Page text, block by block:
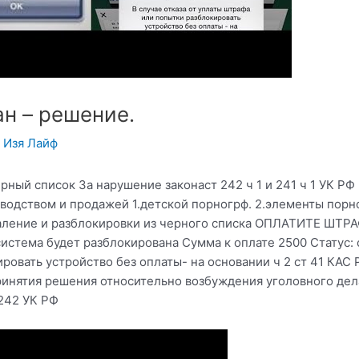
– решение.
Изя Лайф
список За нарушение законаст 242 ч 1 и 241 ч 1 УК
и продажей 1.детской порногрф. 2.элементы
и разблокировки из черного списка ОПЛАТИТЕ
будет разблокирована Сумма к оплате 2500 Статус:
устройство без оплаты- на основании ч 2 ст 41
решения относительно возбуждения уголовного
УК РФ